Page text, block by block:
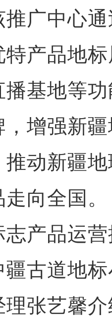
推广中心
特产品地
播基地等
，增强新
推动新疆
向全国。
品运营
疆古道地
理张艺馨